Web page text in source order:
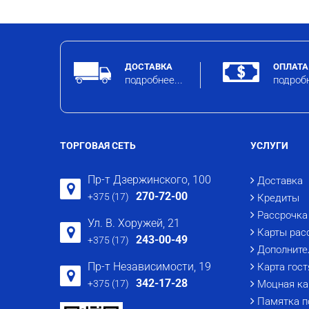
ДОСТАВКА
подробнее...
ОПЛАТА
ТОРГОВАЯ СЕТЬ
Пр-т Дзержинского, 100
+375 (17) 270-72-00
Ул. В. Хоружей, 21
+375 (17) 243-00-49
Пр-т Независимости, 19
+375 (17) 342-17-28
УСЛУГИ
Доставка
Кредиты
Рассрочка
Карты
Карта
Моцная
Памятка